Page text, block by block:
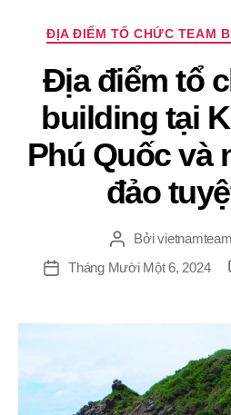
ĐỊA ĐIỂM TỔ CHỨC TEAM
Địa điểm tổ
building tại
Phú Quốc và
đảo
Tác
giả
Bởi
NgàyTháng Mười Một 6, 2024